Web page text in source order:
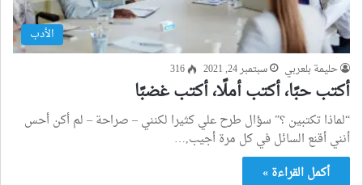
الأدب
حليمة بلعربي سبتمبر 24, 2021 316
أكتب حبًا، أكتب أملًا، أكتب غضبًا
“لماذا تكتبين ؟” سؤال طرح علي كثيرا لكنني – صراحة – لم أكن أحس
أنني أقنع السائل في كل مرة أجيب,…
أكمل القراءة »